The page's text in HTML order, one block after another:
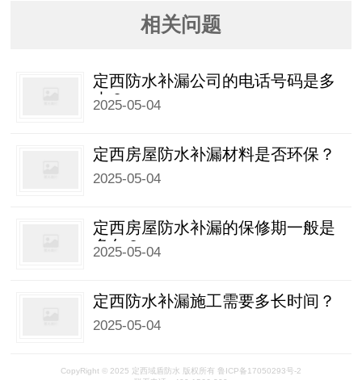
相关问题
定西防水补漏公司的电话号码是多
少？
2025-05-04
定西房屋防水补漏材料是否环保？
2025-05-04
定西房屋防水补漏的保修期一般是
多久？
2025-05-04
定西防水补漏施工需要多长时间？
2025-05-04
CopyRight © 2025 定西域盾防水 版权所有 鲁ICP备17050293号-2